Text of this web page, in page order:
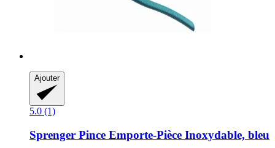
Ajouter
5.0 (1)
Sprenger Pince Emporte-​Pièce Inoxydable, bleu